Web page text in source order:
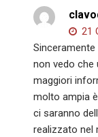
21
non vedo che
maggiori
molto ampia è
ci saranno
realizzato nel